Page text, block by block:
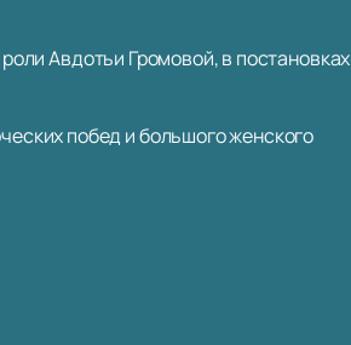
роли Авдотьи Громовой, в постановках
побед и большого женского